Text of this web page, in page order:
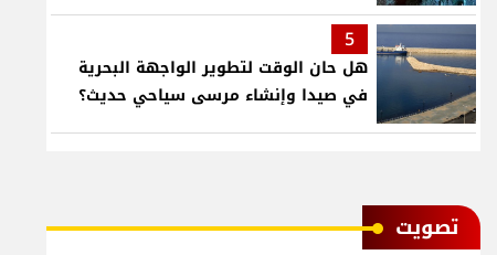
5
هل حان الوقت لتطوير الواجهة البحرية
في صيدا وإنشاء مرسى سياحي حديث؟
ﺗﺼﻮﻳﺖ